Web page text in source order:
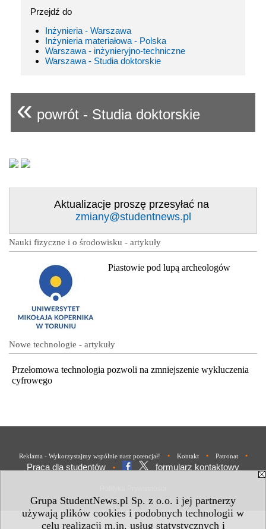
Grupa StudentNews.pl Sp. z o.o. i jej partnerzy
używają plików cookies i podobnych technologii w
celu realizacji m.in. usług statystycznych i
Przejdź do
Inżynieria - Warszawa
Inżynieria materiałowa - Polska
Warszawa - inżynieryjno-techniczne
Warszawa - Studia doktorskie
« powrót - Studia doktorskie
Aktualizacje proszę przesyłać na
zmiany@studentnews.pl
Nauki fizyczne i o środowisku - artykuły
Piastowie pod lupą archeologów
Nowe technologie - artykuły
Przełomowa technologia pozwoli na zmniejszenie wykluczenia
cyfrowego
Reklama - Wykorzystajmy wspólnie nasz potencjał! • Kontakt • Patronat •
Praca dla studentów • formularz kontaktowy